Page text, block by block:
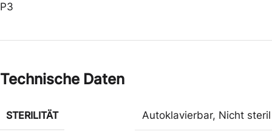
P3
Technische Daten
STERILITÄT Autoklavierbar, Nicht steril